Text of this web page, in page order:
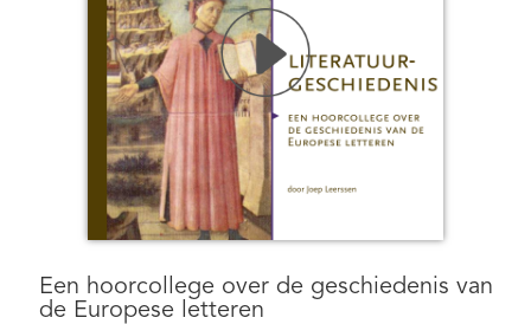
Een hoorcollege over de geschiedenis van
de Europese letteren